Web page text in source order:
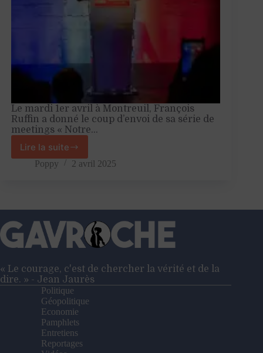
Le mardi 1er avril à Montreuil, François
Ruffin a donné le coup d’envoi de sa série de
meetings « Notre…
Lire la suite
« Le
moment
me
cacherai
pas »
:
Ruffin
lance
son
mouvement
à
Montreuil
Poppy 2 avril 2025
« Le courage, c'est de chercher la vérité et de la
dire. » - Jean Jaurès
Politique
Géopolitique
Economie
Pamphlets
Entretiens
Reportages